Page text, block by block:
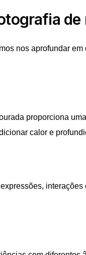
de
nos aprofundar
proporciona
calor e